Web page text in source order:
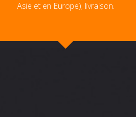
Asie et en Europe), livraison.